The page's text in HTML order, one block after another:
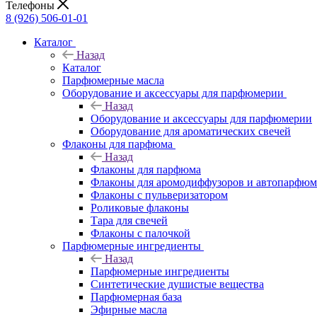
Телефоны
8 (926) 506-01-01
Каталог
Назад
Каталог
Парфюмерные масла
Оборудование и аксессуары для парфюмерии
Назад
Оборудование и аксессуары для парфюмерии
Оборудование для ароматических свечей
Флаконы для парфюма
Назад
Флаконы для парфюма
Флаконы для аромодиффузоров и
Флаконы с пульверизатором
Роликовые флаконы
Тара для свечей
Флаконы с палочкой
Парфюмерные ингредиенты
Назад
Парфюмерные ингредиенты
Синтетические душистые вещества
Парфюмерная база
Эфирные масла